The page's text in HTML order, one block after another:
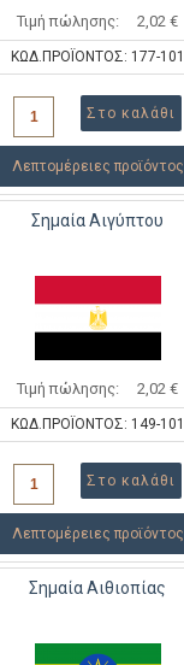
Τιμή πώλησης: 2,02 €
ΚΩΔ.ΠΡΟΪΟΝΤΟΣ: 177-101
Λεπτομέρειες προϊόντος
Σημαία Αιγύπτου
Τιμή πώλησης: 2,02 €
ΚΩΔ.ΠΡΟΪΟΝΤΟΣ: 149-101
Λεπτομέρειες προϊόντος
Σημαία Αιθιοπίας